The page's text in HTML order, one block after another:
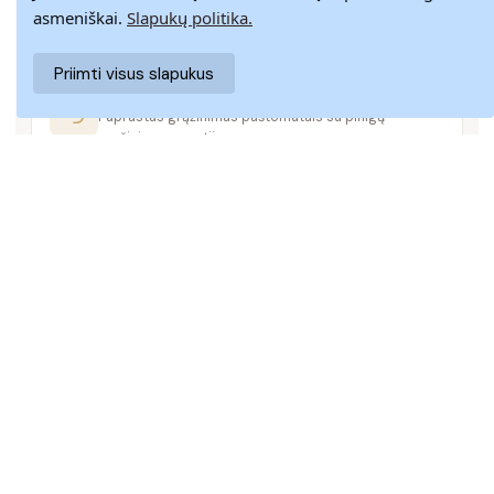
14 DIENŲ GRĄŽINIMAS
Paprastas grąžinimas paštomatais su pinigų
grąžinimo garantija
asmeniškai. Slapukų politika.
Priimti visus slapukus